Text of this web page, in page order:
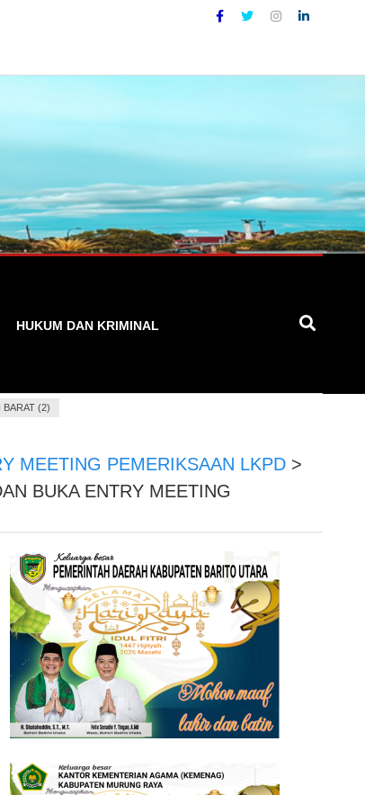
Cepat, dan Terpercaya
HUKUM DAN KRIMINAL
BARAT (2)
MEETING PEMERIKSAAN LKPD >
BUKA ENTRY MEETING